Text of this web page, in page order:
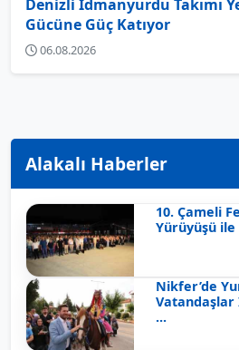
Denizli İdmanyurdu Takımı
Gücüne Güç Katıyor
06.08.2026
Alakalı Haberler
10. Çameli
Yürüyüşü ile
Nikfer’de
Vatandaşlar
...